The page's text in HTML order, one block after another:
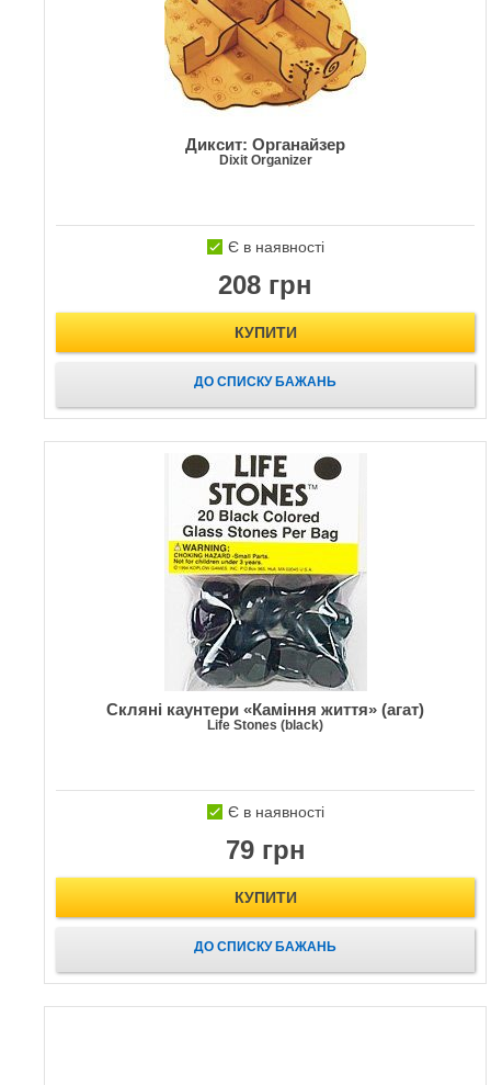
Диксит: Органайзер
Dixit Organizer
Є в наявності
208 грн
КУПИТИ
ДО СПИСКУ БАЖАНЬ
Скляні каунтери «Каміння життя» (агат)
Life Stones (black)
Є в наявності
79 грн
КУПИТИ
ДО СПИСКУ БАЖАНЬ